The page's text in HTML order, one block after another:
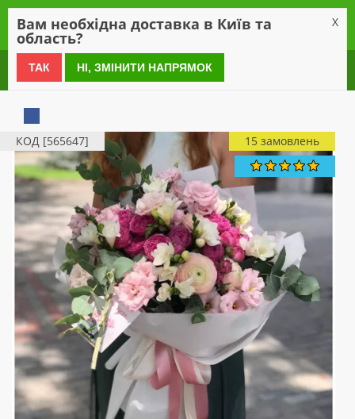
0 800 21 54 55
КОД [565647] 15 замовлень
Вам необхідна доставка в Київ та
область?
X
ТАК НІ, ЗМІНИТИ НАПРЯМОК